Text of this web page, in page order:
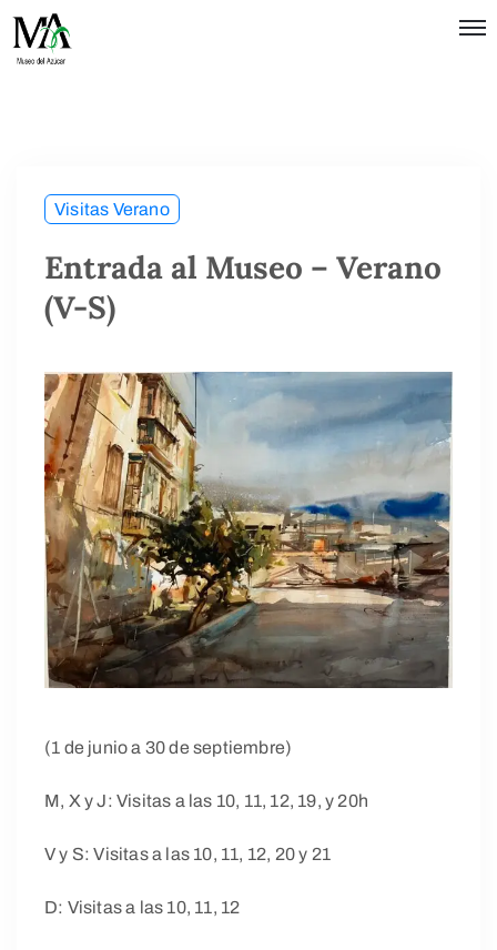
Visitas Verano
Entrada al Museo – Verano
(V-S)
(1 de junio a 30 de septiembre)
M, X y J: Visitas a las 10, 11, 12, 19, y 20h
V y S: Visitas a las 10, 11, 12, 20 y 21
D: Visitas a las 10, 11, 12